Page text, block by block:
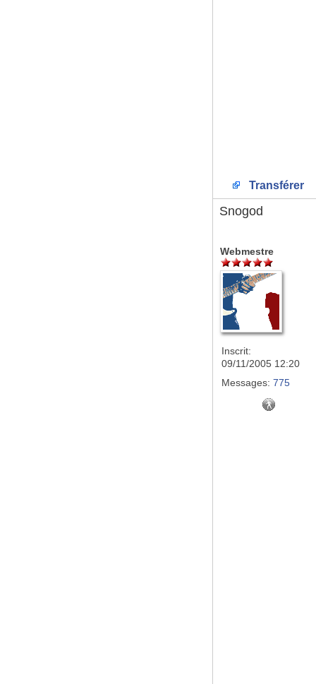
Transférer
Snogod
Webmestre
Inscrit:
09/11/2005 12:20
Messages: 775